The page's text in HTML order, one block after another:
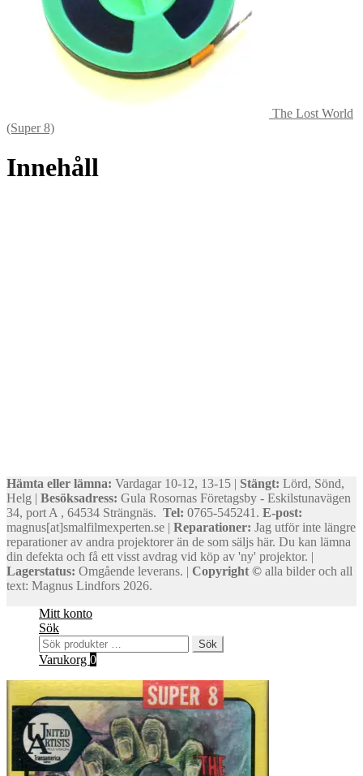
The Lost World
(Super 8)
Innehåll
Hämta eller lämna: Vardagar 10-12, 13-15 | Stängt: Lörd, Sönd,
Helg | Besöksadress: Gula Rosornas Företagsby - Eskilstunavägen
34, port A , 64534 Strängnäs. Tel: 0765-545241. E-post:
magnus[at]smalfilmexperten.se | Reparationer: Jag utför inte längre
reparationer av andra projektorer än de som säljs här. Du kan lämna
din defekta och få ett visst avdrag vid köp av 'ny' projektor. |
Lagerstatus: Omgående leverans. | Copyright © alla bilder och all
text: Magnus Lindfors 2026.
Mitt konto
Sök
Sök
efter:
Sök
Varukorg 0